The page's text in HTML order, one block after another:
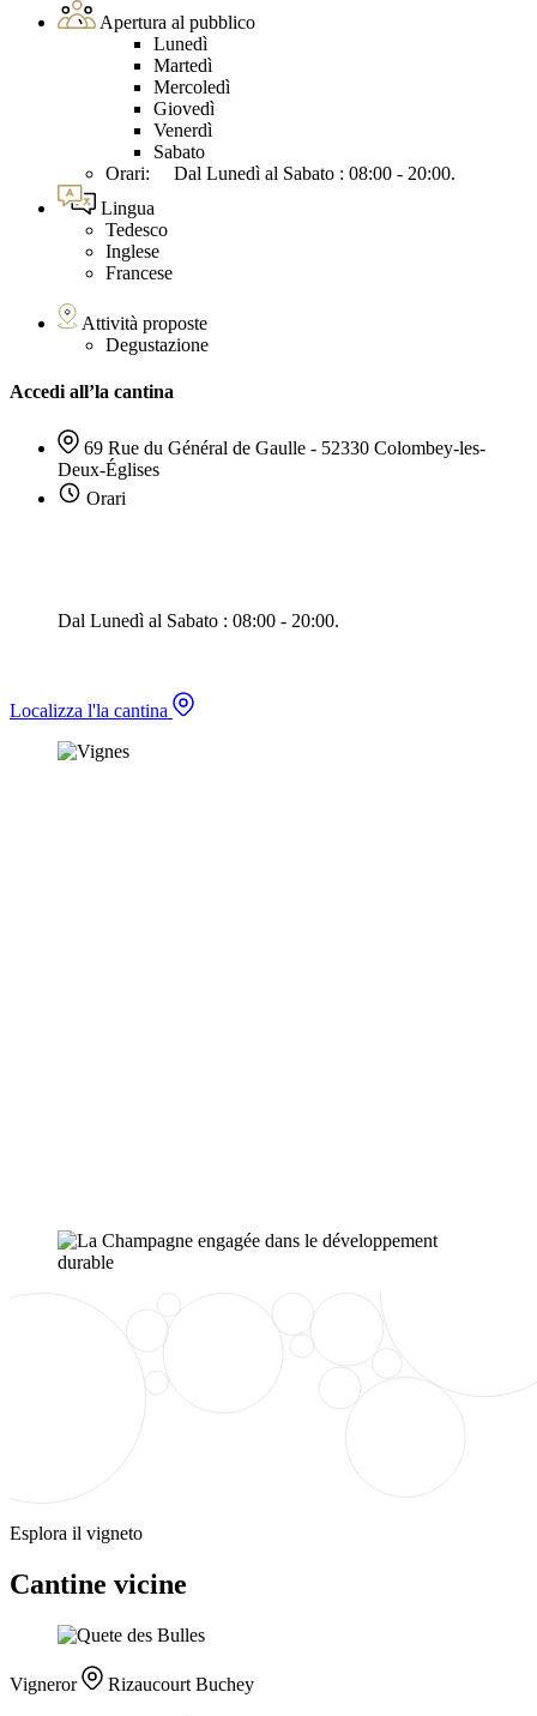
Apertura al pubblico
Lunedì
Martedì
Mercoledì
Giovedì
Venerdì
Sabato
Orari: Dal Lunedì al Sabato : 08:00 - 20:00.
Lingua
Tedesco
Inglese
Francese
Attività proposte
Degustazione
Accedi all’la cantina
69 Rue du Général de Gaulle - 52330 Colombey-les-
Deux-Églises
Orari
Dal Lunedì al Sabato : 08:00 - 20:00.
Localizza l'la cantina
Esplora il vigneto
Cantine vicine
Vigneror Rizaucourt Buchey